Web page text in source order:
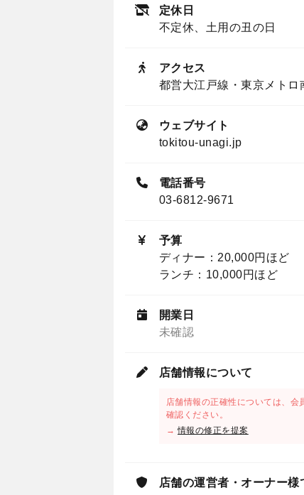
定休日
不定休、土用の丑の日
アクセス
都営大江戸線・東京メト
ウェブサイト
tokitou-unagi.jp
電話番号
03-6812-9671
予算
ディナー：20,000円ほど
ランチ：10,000円ほど
開業日
未確認
店舗情報について
店舗情報の正確性については、
確認ください。
→情報の修正を提案
店舗の運営者・オーナー様